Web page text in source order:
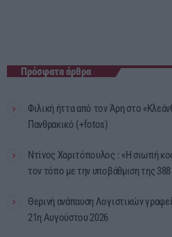
Πρόσφατα άρθρα
Φιλική ήττα από τον Άρη στο
Πανθρακικό (+fotos)
Ντίνος Χαριτόπουλος : «Η σιωπή
τον τόπο με την υποβάθμιση της
Θερινή ανάπαυση Λογιστικών
21η Αυγούστου 2026